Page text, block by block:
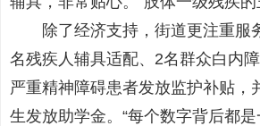
除了经济支持，街道更注重服
名残疾人辅具适配、2名群众白内
严重精神障碍患者发放监护补贴，
生发放助学金。“每个数字背后都是